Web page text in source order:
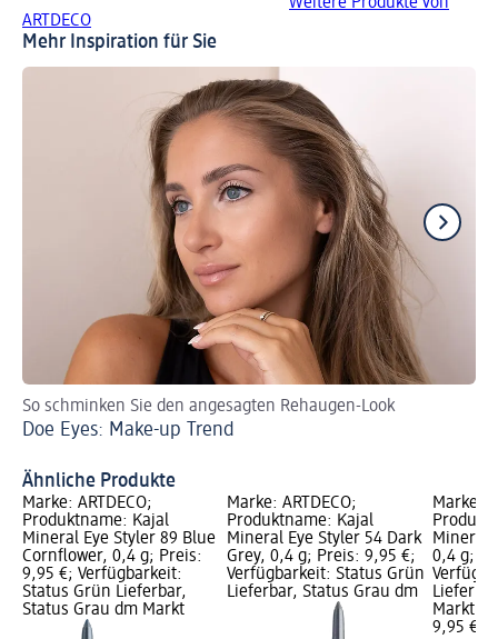
ARTDECO
Mehr Inspiration für Sie
So schminken Sie den angesagten Rehaugen-Look
Doe Eyes: Make-up Trend
Ähnliche Produkte
Marke: ARTDECO;
Produktname: Kajal
Mineral Eye Styler 89 Blue
Cornflower, 0,4 g; Preis:
9,95 €; Verfügbarkeit:
Status Grün Lieferbar,
Status Grau dm Markt
Marke: ARTDECO;
Produktname: Kajal
Mineral Eye Styler 54 Dark
Grey, 0,4 g; Preis: 9,95 €;
Verfügbarkeit: Status Grün
Lieferbar, Status Grau dm
Marke:
Mineral
0,4 g;
Markt
9,95 €